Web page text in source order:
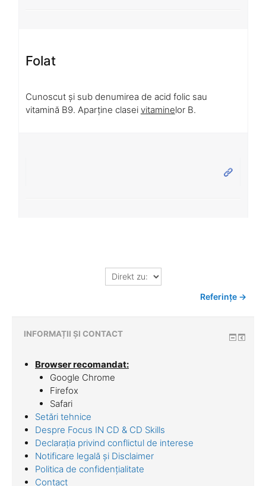
Folat
Cunoscut și sub denumirea de acid folic sau
vitamină B9. Aparține clasei vitaminelor B.
Direkt
zu:
Referințe →
INFORMAȚII ȘI CONTACT
Browser recomandat:
Google Chrome
Firefox
Safari
Setări tehnice
Despre Focus IN CD & CD Skills
Declarația privind conflictul de interese
Notificare legală și Disclaimer
Politica de confidențialitate
Contact